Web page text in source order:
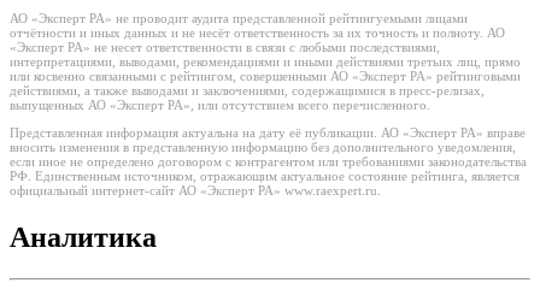
АО «Эксперт РА» не проводит аудита представленной рейтингуемыми лицами
отчётности и иных данных и не несёт ответственность за их точность и полноту. АО
«Эксперт РА» не несет ответственности в связи с любыми последствиями,
интерпретациями, выводами, рекомендациями и иными действиями третьих лиц, прямо
или косвенно связанными с рейтингом, совершенными АО «Эксперт РА» рейтинговыми
действиями, а также выводами и заключениями, содержащимися в пресс-релизах,
выпущенных АО «Эксперт РА», или отсутствием всего перечисленного.
Представленная информация актуальна на дату её публикации. АО «Эксперт РА» вправе
вносить изменения в представленную информацию без дополнительного уведомления,
если иное не определено договором с контрагентом или требованиями законодательства
РФ. Единственным источником, отражающим актуальное состояние рейтинга, является
официальный интернет-сайт АО «Эксперт РА» www.raexpert.ru.
Аналитика